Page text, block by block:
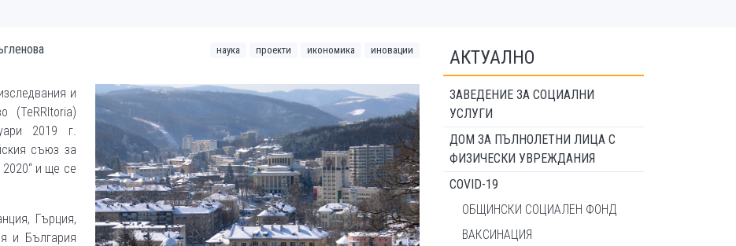
наука проекти икономика иновации
и
(TeRRItoria)
2019 г.
съюз за
2020“ и ще се
Гърция,
и България
АКТУАЛНО
ЗАВЕДЕНИЕ ЗА СОЦИАЛНИ
УСЛУГИ
ДОМ ЗА ПЪЛНОЛЕТНИ ЛИЦА С
ФИЗИЧЕСКИ УВРЕЖДАНИЯ
COVID-19
ОБЩИНСКИ СОЦИАЛЕН ФОНД
ВАКСИНАЦИЯ